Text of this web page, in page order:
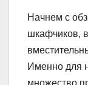
Начнем с
шкафчиков,
Именно для